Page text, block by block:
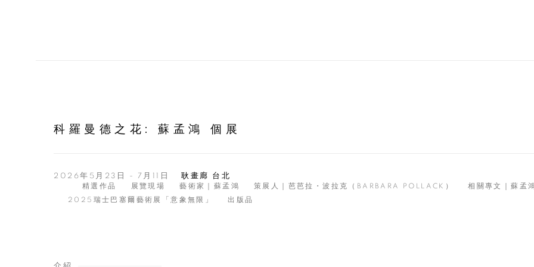
科羅曼德之花 : 蘇孟鴻 個展
2026年5月23日 - 7月11日 耿畫廊 台北
精選作品 展覽現場 藝術家｜蘇孟鴻 策展人｜芭芭拉・波拉克（BARBARA POLLACK） 相關專文｜蘇孟
2025瑞士巴塞爾藝術展「意象無限」
出版品